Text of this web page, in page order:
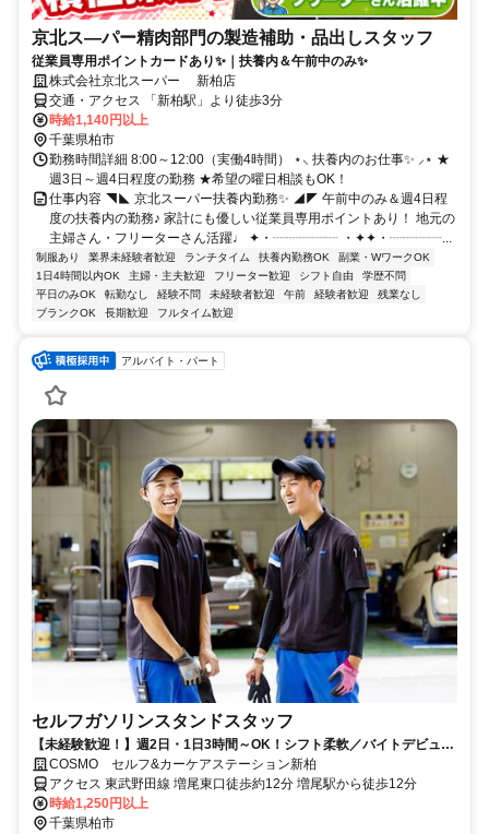
京北ス―パー精肉部門の製造補助・品出しスタッフ
従業員専用ポイントカードあり✨｜扶養内＆午前中のみ✨
株式会社京北スーパー 新柏店
交通・アクセス 「新柏駅」より徒歩3分
時給1,140円以上
千葉県柏市
勤務時間詳細 8:00～12:00（実働4時間） ⋆⸜ 扶養内のお仕事✨ ⸝⋆ ★
週3日～週4日程度の勤務 ★希望の曜日相談もOK！
仕事内容 ◥◣ 京北スーパー扶養内勤務✨ ◢◤ 午前中のみ＆週4日程
度の扶養内の勤務♪ 家計にも優しい従業員専用ポイントあり！ 地元の
主婦さん・フリーターさん活躍♩ ✦・┈┈┈┈┈ ・✦✦・┈┈┈┈...
制服あり 業界未経験者歓迎 ランチタイム 扶養内勤務OK
副業・WワークOK
1日4時間以内OK
主婦・主夫歓迎 フリーター歓迎 シフト自由
学歴不問
平日のみOK
転勤なし 経験不問 未経験者歓迎 午前 経験者歓迎
残業なし
ブランクOK
長期歓迎 フルタイム歓迎
アルバイト・パート
セルフガソリンスタンドスタッフ
【未経験歓迎！】週2日・1日3時間～OK！シフト柔軟／バイトデビュー
OK／社員割引／幅広いスキルが身につく
COSMO セルフ&カーケアステーション新柏
アクセス 東武野田線 増尾東口徒歩約12分 増尾駅から徒歩12分
時給1,250円以上
千葉県柏市